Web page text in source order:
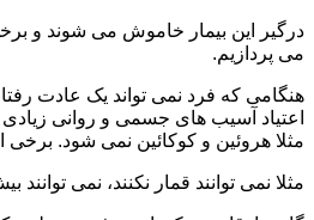
درگیر این بیمار خاموش می شوند و
می پردازیم.
هنگامی که فرد نمی تواند یک عادت
اعتیاد آسیب های جسمی و روانی
مثلا هروئین و کوکائین نمی شود. برخی
مثلا نمی توانند قمار نکنند، نمی توانند